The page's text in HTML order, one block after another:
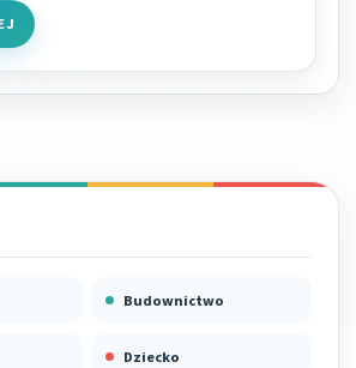
Budownictwo
Dziecko